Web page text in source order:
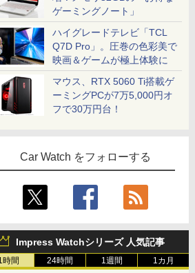
ゲーミングノート」
ハイグレードテレビ「TCL
Q7D Pro」。圧巻の色彩美で
映画＆ゲームが極上体験に
マウス、RTX 5060 Ti搭載ゲ
ーミングPCが7万5,000円オ
フで30万円台！
Car Watch をフォローする
Impress Watchシリーズ 人気記事
時間 24時間 1週間 1カ月